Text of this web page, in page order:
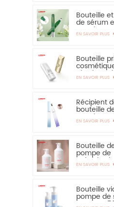
Bouteille
de sérum
pour les
applicateur
EN SAVOIR PLUS
Bouteille
plastique
de main de
50ml
EN SAVOIR PLUS
Récipient
bouteille
pour les
de 15 ml
EN SAVOIR PLUS
Bouteille
pompe de
350 ml pour
EN SAVOIR PLUS
Bouteille
pompe de
mousse